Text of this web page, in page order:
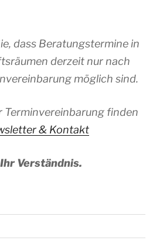
dass Beratungstermine in
derzeit nur nach
möglich sind.
Terminvereinbarung finden
& Kontakt
Verständnis.